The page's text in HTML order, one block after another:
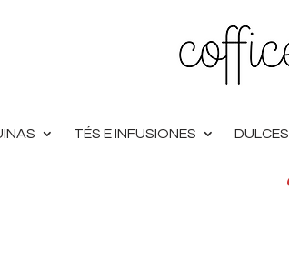
TÉS E INFUSIONES DULCES